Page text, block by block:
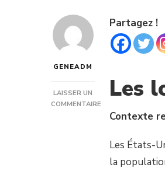
GENEADM
LAISSER UN
COMMENTAIRE
PRÉSIDENTIELLES
AMÉRICAINES
Partagez !
Les
Contexte
Les États-
la